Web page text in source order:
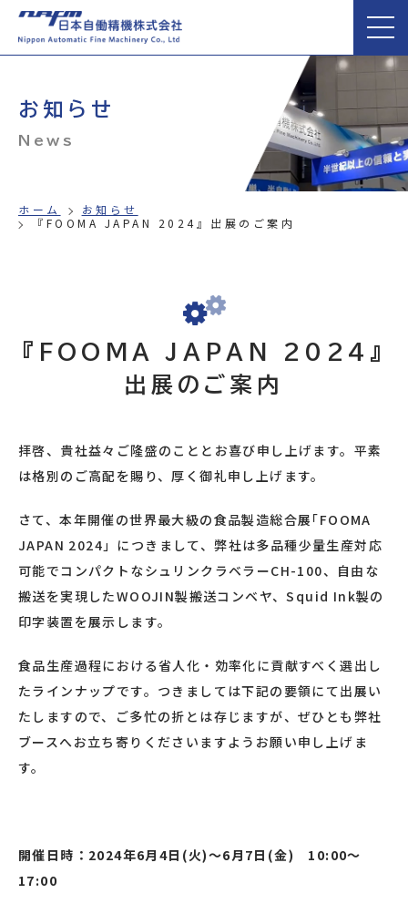
お知らせ
News
ホーム
お知らせ
『FOOMA JAPAN 2024』出展のご案内
『FOOMA JAPAN 2024』
出展のご案内
拝啓、貴社益々ご隆盛のこととお喜び申し上げます。平素
は格別のご高配を賜り、厚く御礼申し上げます。
さて、本年開催の世界最大級の食品製造総合展｢FOOMA
JAPAN 2024」につきまして、弊社は多品種少量生産対応
可能でコンパクトなシュリンクラベラーCH-100、自由な
搬送を実現したWOOJIN製搬送コンベヤ、Squid Ink製の
印字装置を展示します。
食品生産過程における省人化・効率化に貢献すべく選出し
たラインナップです。つきましては下記の要領にて出展い
たしますので、ご多忙の折とは存じますが、ぜひとも弊社
ブースへお立ち寄りくださいますようお願い申し上げま
す。
開催日時：2024年6月4日(火)～6月7日(金) 10:00～
17:00